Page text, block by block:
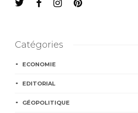
Catégories
ECONOMIE
EDITORIAL
GÉOPOLITIQUE